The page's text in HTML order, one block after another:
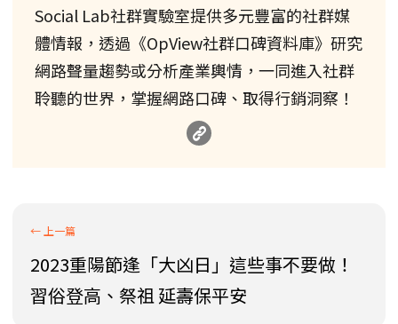
Social Lab社群實驗室提供多元豐富的社群媒
體情報，透過《OpView社群口碑資料庫》研究
網路聲量趨勢或分析產業輿情，一同進入社群
聆聽的世界，掌握網路口碑、取得行銷洞察！
2023重陽節逢「大凶日」這些事不要做！
習俗登高、祭祖 延壽保平安